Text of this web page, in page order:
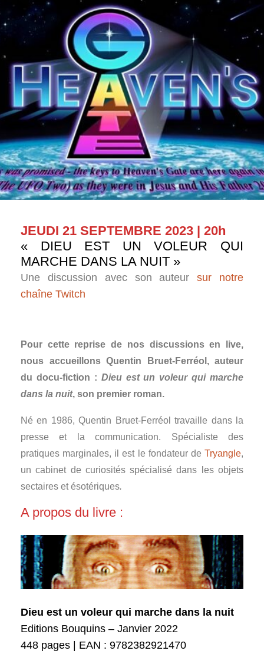
JEUDI 21 SEPTEMBRE 2023 | 20h
« DIEU EST UN VOLEUR QUI
MARCHE DANS LA NUIT »
Une discussion avec son auteursur notre
chaîne Twitch
Pour cette reprise de nos discussions en live,
nous accueillons Quentin Bruet-Ferréol, auteur
du docu-fiction : Dieu est un voleur qui marche
dans la nuit, son premier roman.
Né en 1986, Quentin Bruet-Ferréol travaille dans la
presse et la communication. Spécialiste des
pratiques marginales, il est le fondateur de Tryangle,
un cabinet de curiosités spécialisé dans les objets
sectaires et ésotériques.
A propos du livre :
Dieu est un voleur qui marche dans la nuit
Editions Bouquins – Janvier 2022
448 pages | EAN : 9782382921470